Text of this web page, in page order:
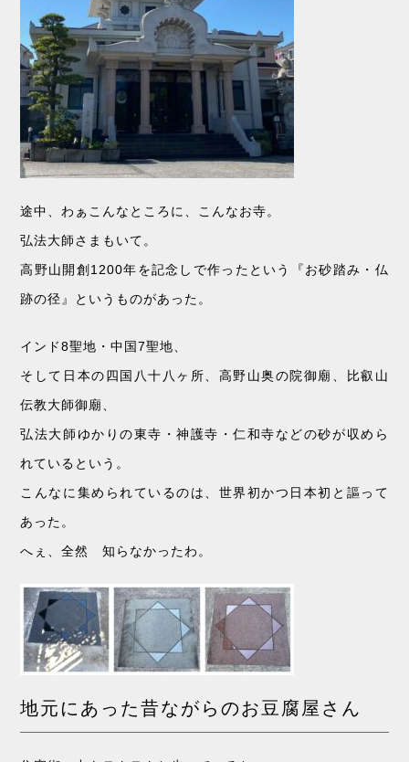
途中、わぁこんなところに、こんなお寺。
弘法大師さまもいて。
高野山開創1200年を記念しで作ったという『お砂踏み・仏
跡の径』というものがあった。
インド8聖地・中国7聖地、
そして日本の四国八十八ヶ所、高野山奥の院御廟、比叡山
伝教大師御廟、
弘法大師ゆかりの東寺・神護寺・仁和寺などの砂が収めら
れているという。
こんなに集められているのは、世界初かつ日本初と謳って
あった。
へぇ、全然 知らなかったわ。
地元にあった昔ながらのお豆腐屋さん